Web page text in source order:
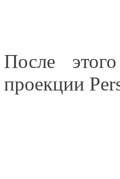
После
проекции